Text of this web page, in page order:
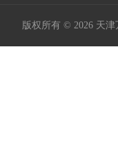
版权所有 © 2026 天